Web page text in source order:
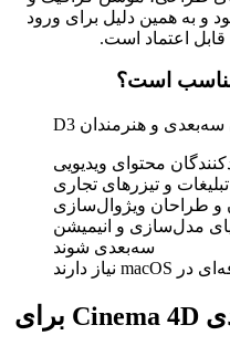
و به همین دلیل برای ورود
اعتماد است.
است؟
و هنرمندان 3 D
محتوای ویدیویی
و تیزرهای تجاری
و طراحان ویژوال‌سازی
مدل‌سازی و انیمیشن
سه‌بعدی شوند
در macOS نیاز دارند
دانلود برنامه سینما فوردی Cinema 4D برای